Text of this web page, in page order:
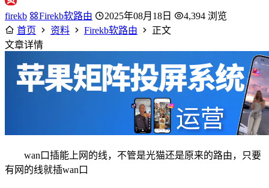
firekb Firekb软路由 2025年08月18日
4,394 浏览
首页
资料 Firekb软路由
正文
文章详情
wan口插能上网的线，不管是光猫还是原来的路由，只要
有网的线就插wan口